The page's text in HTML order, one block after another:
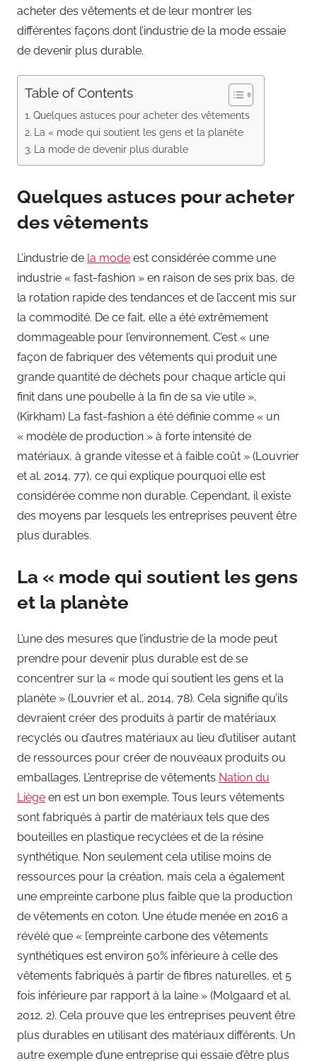
acheter des vêtements et de leur montrer les
différentes façons dont l’industrie de la mode essaie
de devenir plus durable.
Table of Contents
Quelques astuces pour acheter des vêtements
La « mode qui soutient les gens et la planète
La mode de devenir plus durable
Quelques astuces pour acheter
des vêtements
L’industrie de la mode est considérée comme une
industrie « fast-fashion » en raison de ses prix bas, de
la rotation rapide des tendances et de l’accent mis sur
la commodité. De ce fait, elle a été extrêmement
dommageable pour l’environnement. C’est « une
façon de fabriquer des vêtements qui produit une
grande quantité de déchets pour chaque article qui
finit dans une poubelle à la fin de sa vie utile ».
(Kirkham) La fast-fashion a été définie comme « un
« modèle de production » à forte intensité de
matériaux, à grande vitesse et à faible coût » (Louvrier
et al. 2014, 77), ce qui explique pourquoi elle est
considérée comme non durable. Cependant, il existe
des moyens par lesquels les entreprises peuvent être
plus durables.
La « mode qui soutient les gens
et la planète
L’une des mesures que l’industrie de la mode peut
prendre pour devenir plus durable est de se
concentrer sur la « mode qui soutient les gens et la
planète » (Louvrier et al., 2014, 78). Cela signifie qu’ils
devraient créer des produits à partir de matériaux
recyclés ou d’autres matériaux au lieu d’utiliser autant
de ressources pour créer de nouveaux produits ou
emballages. L’entreprise de vêtements Nation du
Liège en est un bon exemple. Tous leurs vêtements
sont fabriqués à partir de matériaux tels que des
bouteilles en plastique recyclées et de la résine
synthétique. Non seulement cela utilise moins de
ressources pour la création, mais cela a également
une empreinte carbone plus faible que la production
de vêtements en coton. Une étude menée en 2016 a
révélé que « l’empreinte carbone des vêtements
synthétiques est environ 50% inférieure à celle des
vêtements fabriqués à partir de fibres naturelles, et 5
fois inférieure par rapport à la laine » (Molgaard et al.
2012, 2). Cela prouve que les entreprises peuvent être
plus durables en utilisant des matériaux différents. Un
autre exemple d’une entreprise qui essaie d’être plus